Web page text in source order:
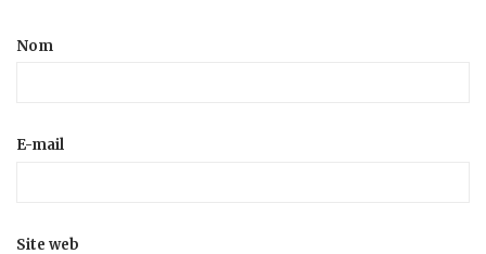
Nom
E-mail
Site web